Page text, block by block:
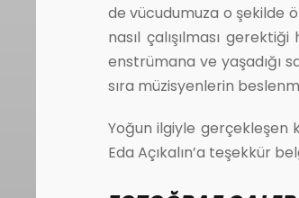
de vücudumuza o şekilde
nasıl çalışılması
enstrümana ve yaşadığı
sıra müzisyenlerin
Yoğun ilgiyle gerçekleşen
Eda Açıkalın’a teşekkür